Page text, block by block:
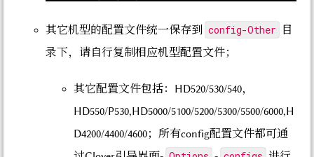
其它机型的配置文件统一保存到 config-Other
目
录下，请自行复制相应机型配置文件；
其它配置文件包括：HD520/530/540，
HD550/P530,HD5000/5100/5200/5300/5500/6000,H
D4200/4400/4600；所有config配置文件都可通